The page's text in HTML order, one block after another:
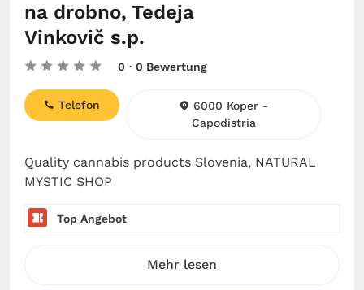
na drobno, Tedeja
Vinkovič s.p.
0 · 0 Bewertung
Quality cannabis products Slovenia, NATURAL
MYSTIC SHOP
Telefon
6000 Koper -
Capodistria
Top Angebot
Mehr lesen